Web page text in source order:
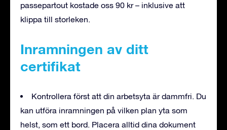
passepartout kostade oss 90 kr – inklusive att
klippa till storleken.
Inramningen av ditt
certifikat
Kontrollera först att din arbetsyta är dammfri. Du
kan utföra inramningen på vilken plan yta som
helst, som ett bord. Placera alltid dina dokument